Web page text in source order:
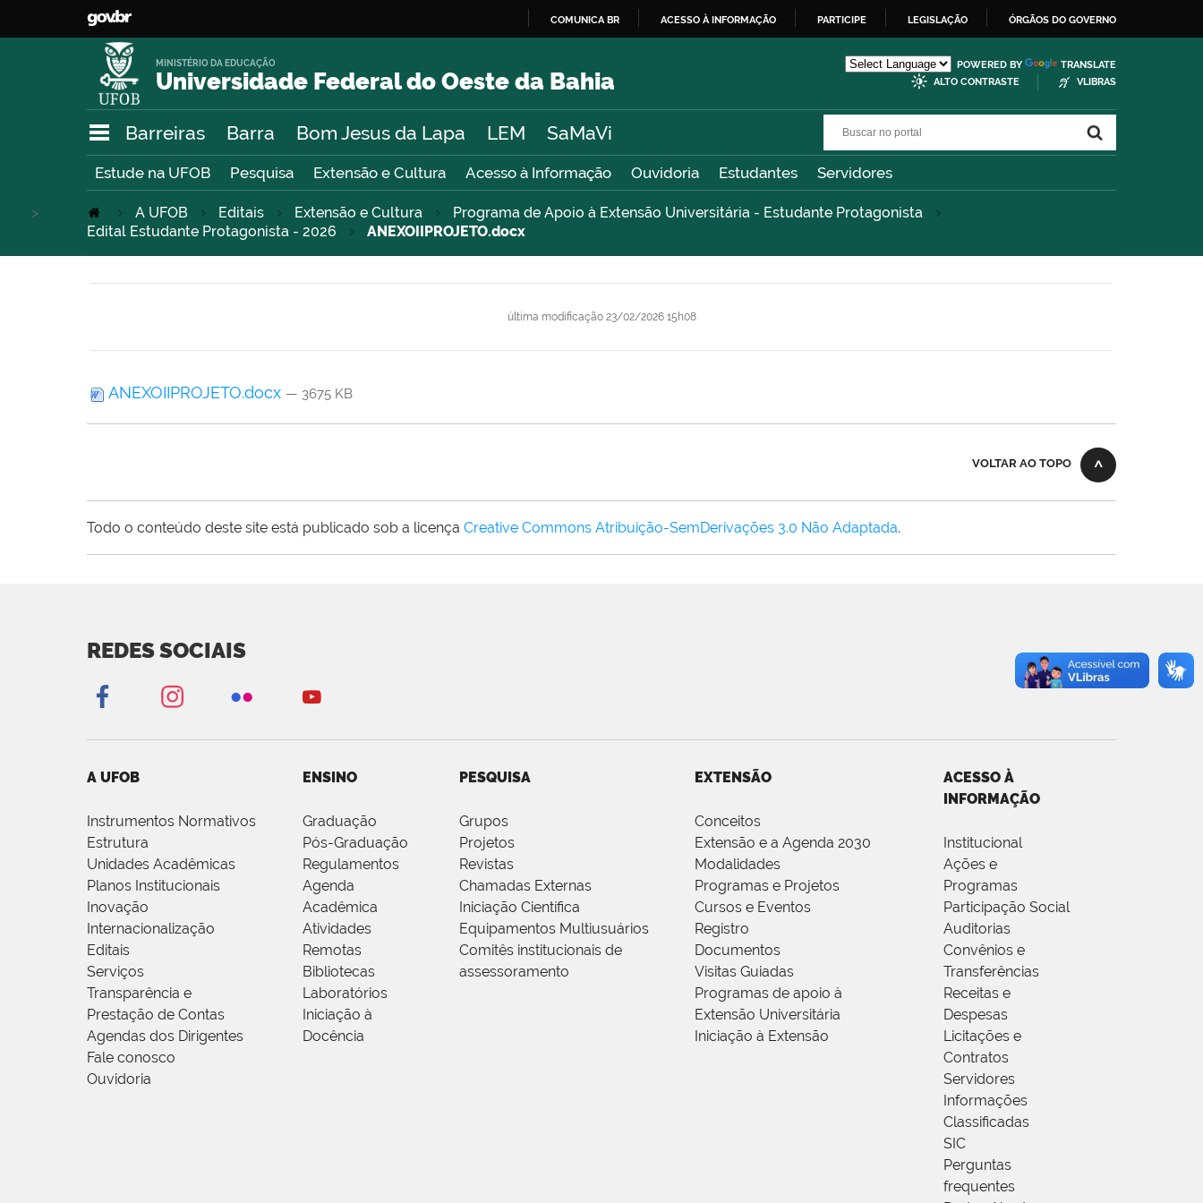
O
COMUNICA BR ACESSO À INFORMAÇÃO PARTICIPE LEGISLAÇÃO ÓRGÃOS DO GOVERNO
Universidade Federal do Oeste da Bahia
MINISTÉRIO DA EDUCAÇÃO POWERED BY
TRANSLATE
ALTO CONTRASTE
VLIBRAS
Barreiras Barra Bom Jesus da Lapa LEM SaMaVi
Estude na UFOB Pesquisa Extensão e Cultura Acesso à Informação Ouvidoria Estudantes Servidores
A UFOB Editais Extensão e Cultura Programa de Apoio à Extensão Universitária - Estudante Protagonista
>
Edital Estudante Protagonista - 2026
ANEXOIIPROJETO.docx
última modificação23/02/2026 15h08
ANEXOIIPROJETO.docx — 3675 KB
VOLTAR AO TOPO
Todo o conteúdo deste site está publicado sob a licença Creative Commons Atribuição-SemDerivações 3.0 Não Adaptada.
REDES SOCIAIS
A UFOB
Instrumentos Normativos
Estrutura
Unidades Acadêmicas
Planos Institucionais
Inovação
Internacionalização
Editais
Serviços
Transparência e
Prestação de Contas
Agendas dos Dirigentes
Fale conosco
Ouvidoria
ENSINO
Graduação
Pós-Graduação
Regulamentos
Agenda
Acadêmica
Atividades
Remotas
Bibliotecas
Laboratórios
Iniciação à
Docência
PESQUISA
Grupos
Projetos
Revistas
Chamadas Externas
Iniciação Científica
Equipamentos Multiusuários
Comitês institucionais de
assessoramento
EXTENSÃO
Conceitos
Extensão e a Agenda 2030
Modalidades
Programas e Projetos
Cursos e Eventos
Registro
Documentos
Visitas Guiadas
Programas de apoio à
Extensão Universitária
Iniciação à Extensão
ACESSO À
INFORMAÇÃO
Institucional
Ações e
Programas
Participação Social
Auditorias
Convênios e
Transferências
Receitas e
Despesas
Licitações e
Contratos
Servidores
Informações
Classificadas
SIC
Perguntas
frequentes